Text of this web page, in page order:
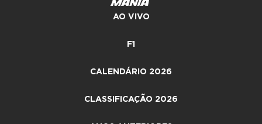
AO VIVO
F1
CALENDÁRIO 2026
CLASSIFICAÇÃO 2026